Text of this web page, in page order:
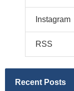
Instagram
RSS
Recent Posts